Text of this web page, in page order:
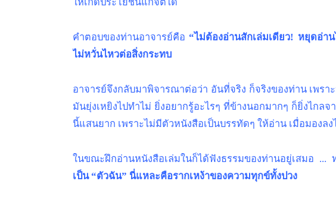
คำตอบของท่านอาจารย์คือ “ไม่ต้องอ่านสักเล่มเดียว! หยุดอ่า
ไม่หวั่นไหวต่อสิ่งกระทบ
อาจารย์จึงกลับมาพิจารณาต่อว่า อันที่จริง ก็จริงของท่าน เพร
มันยุ่งเหยิงไปทำไม่ ยิ่งอยากรู้อะไรๆ ที่ข้างนอกมากๆ ก็ยิ่งไก
นี้แสนยาก เพราะไม่มีตัวหนังสือเป็นบรรทัดๆ ให้อ่าน เมื่อมองลง
ในขณะฝึกอ่านหนังสือเล่มในก็ได้ฟังธรรมของท่านอยู่เสมอ ...
เป็น “ตัวฉัน” นี่แหละคือรากเหง้าของความทุกข์ทั้งปวง